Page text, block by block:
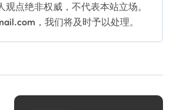
点绝非权威，不代表本站立场。
，我们将及时予以处理。